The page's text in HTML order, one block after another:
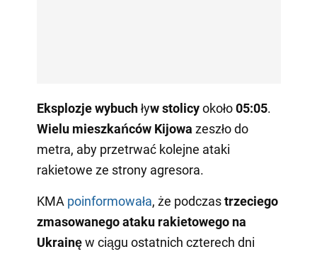
Eksplozjewybuchływstolicy około05:05.
Wielu mieszkańców Kijowa zeszło do
metra, aby przetrwać kolejne ataki
rakietowe ze strony agresora.
KMA poinformowała, że podczastrzeciego
zmasowanego ataku rakietowego na
Ukrainęw ciągu ostatnich czterech dni